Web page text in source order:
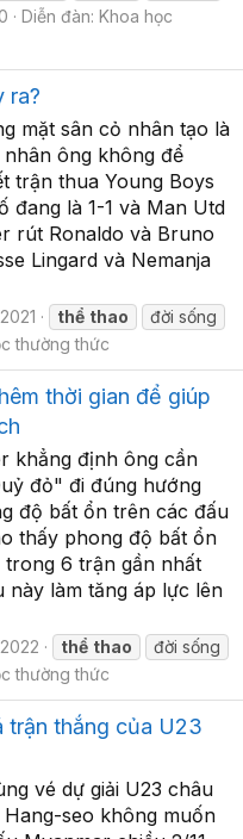
Diễn đàn: Khoa học
ra?
mặt sân cỏ nhân tạo là
ông không để
trận thua Young Boys
đang là 1-1 và Man Utd
rút Ronaldo và Bruno
Lingard và Nemanja
thể thao
đời sống
thường thức
thời gian để giúp
khẳng định ông cần
đỏ" đi đúng hướng
độ bất ổn trên các đấu
thấy phong độ bất ổn
6 trận gần nhất
làm tăng áp lực lên
thể thao
đời sống
thường thức
trận thắng của U23
vé dự giải U23 châu
seo không muốn